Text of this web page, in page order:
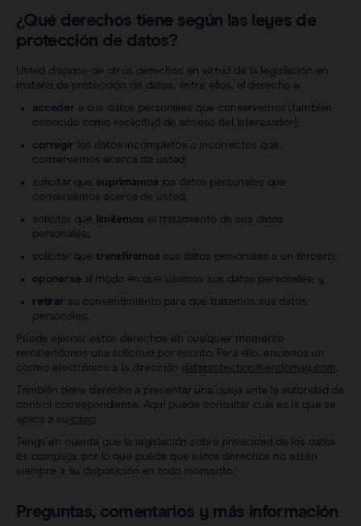
¿Qué derechos tiene según las leyes de
protección de datos?
Usted dispone de otros derechos en virtud de la legislación en
materia de protección de datos, entre ellos, el derecho a:
acceder a sus datos personales que conservemos (también
conocido como «solicitud de acceso del interesado»);
corregir los datos incompletos o incorrectos que
conservemos acerca de usted;
solicitar que suprimamos los datos personales que
conservemos acerca de usted;
solicitar que limitemos el tratamiento de sus datos
personales;.
solicitar quetransfiramos sus datos personales a un tercero;.
oponerse al modo en que usamos sus datos personales; y
retirar su consentimiento para que tratemos sus datos
personales.
Puede ejercer estos derechos en cualquier momento
remitiéndonos una solicitud por escrito. Para ello, envíenos un
correo electrónico a la dirección dataprotection@endomag.com.
También tiene derecho a presentar una queja ante la autoridad de
control correspondiente. Aquí puede consultar cuál es la que se
aplica a su caso.
Tenga en cuenta que la legislación sobre privacidad de los datos
es compleja, por lo que puede que estos derechos no estén
siempre a su disposición en todo momento.
Preguntas, comentarios y más información